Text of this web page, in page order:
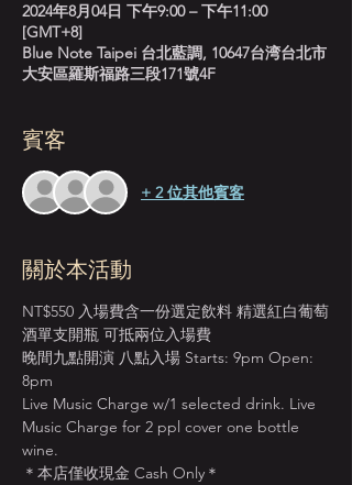
2024年8月04日 下午9:00 – 下午11:00
[GMT+8]
Blue Note Taipei 台北藍調, 10647台湾台北市
大安區羅斯福路三段171號4F
賓客
+ 2 位其他賓客
關於本活動
NT$550 入場費含一份選定飲料 精選紅白葡萄
酒單支開瓶 可抵兩位入場費
晚間九點開演 八點入場 Starts: 9pm Open:
8pm
Live Music Charge w/1 selected drink. Live
Music Charge for 2 ppl cover one bottle
wine.
＊本店僅收現金 Cash Only＊